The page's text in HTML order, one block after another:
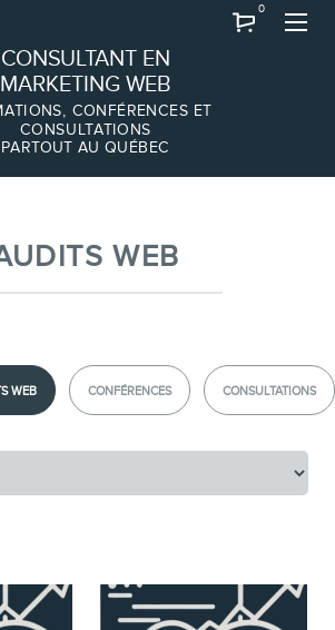
CONSULTANT EN
MARKETING WEB
CONFÉRENCES ET
CONSULTATIONS
PARTOUT AU QUÉBEC
0
À PROPOS
Équipe
marketing en ligne
Consultations
WEB
WEB CONFÉRENCES CONSULTATIONS